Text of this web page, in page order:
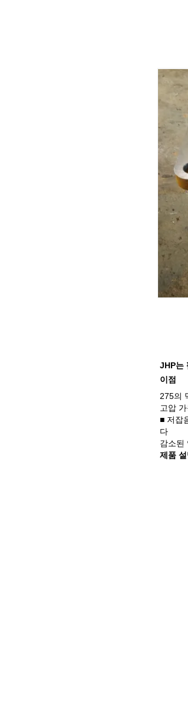
JHP는
이점
275의
고압
■ 저잡
다
감소된
제품